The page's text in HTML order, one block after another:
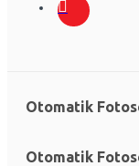
Otomatik
Otomatik